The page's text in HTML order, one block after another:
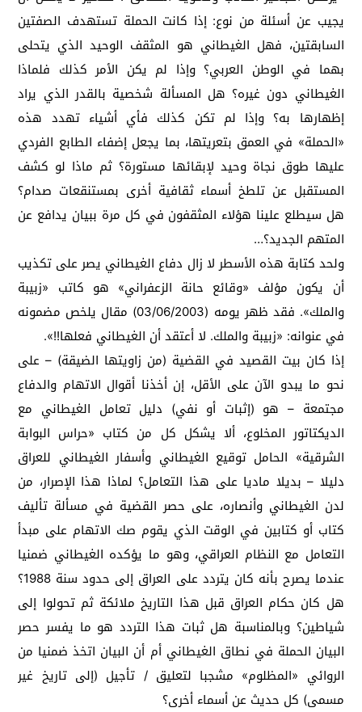
يجيب عن أسئلة من نوع: إذا كانت الحملة تستهدف الصفتين
السابقتين، فهل الغيطاني هو المثقف الوحيد الذي يتحلى
بهما في الوطن العربي؟ وإذا لم يكن الأمر كذلك فلماذا
الغيطاني دون غيره؟ هل المسألة شخصية بالقدر الذي يراد
إظهارها به؟ وإذا لم تكن كذلك فأي أشياء تهدد هذه
«الحملة» في العمق بتعريتها، بما يجعل إضفاء الطابع الفردي
عليها طوق نجاة وحيد لإبقائها مستورة؟ ثم ماذا لو كشف
المستقبل عن تلطخ أسماء ثقافية أخرى بمستنقعات صدام؟
هل سيطلع علينا هؤلاء المثقفون في كل مرة ببيان يدافع عن
المتهم الجديد؟…
ولحد كتابة هذه الأسطر لا زال دفاع الغيطاني يصر على تكذيب
أن يكون مؤلف «وقائع حانة الزعفراني» هو كاتب «زبيبة
والملك». فقد ظهر يومه (03/06/2003) مقال يلخص مضمونه
في عنوانه: «زبيبة والملك. لا أعتقد أن الغيطاني فعلها!!».
إذا كان بيت القصيد في القضية (من زاويتها الضيقة) – على
نحو ما يبدو الآن على الأقل، إن أخذنا أقوال الاتهام والدفاع
مجتمعة – هو (إثبات أو نفي) دليل تعامل الغيطاني مع
الديكتاتور المخلوع، ألا يشكل كل من كتاب «حراس البوابة
الشرقية» الحامل توقيع الغيطاني وأسفار الغيطاني للعراق
دليلا – بديلا ماديا على هذا التعامل؟ لماذا هذا الإصرار، من
لدن الغيطاني وأنصاره، على حصر القضية في مسألة تأليف
كتاب أو كتابين في الوقت الذي يقوم صك الاتهام على مبدأ
التعامل مع النظام العراقي، وهو ما يؤكده الغيطاني ضمنيا
عندما يصرح بأنه كان يتردد على العراق إلى حدود سنة 1988؟
هل كان حكام العراق قبل هذا التاريخ ملائكة ثم تحولوا إلى
شياطين؟ وبالمناسبة هل ثبات هذا التردد هو ما يفسر حصر
البيان الحملة في نطاق الغيطاني أم أن البيان اتخذ ضمنيا من
الروائي «المظلوم» مشجبا لتعليق / تأجيل (إلى تاريخ غير
مسمى) كل حديث عن أسماء أخرى؟